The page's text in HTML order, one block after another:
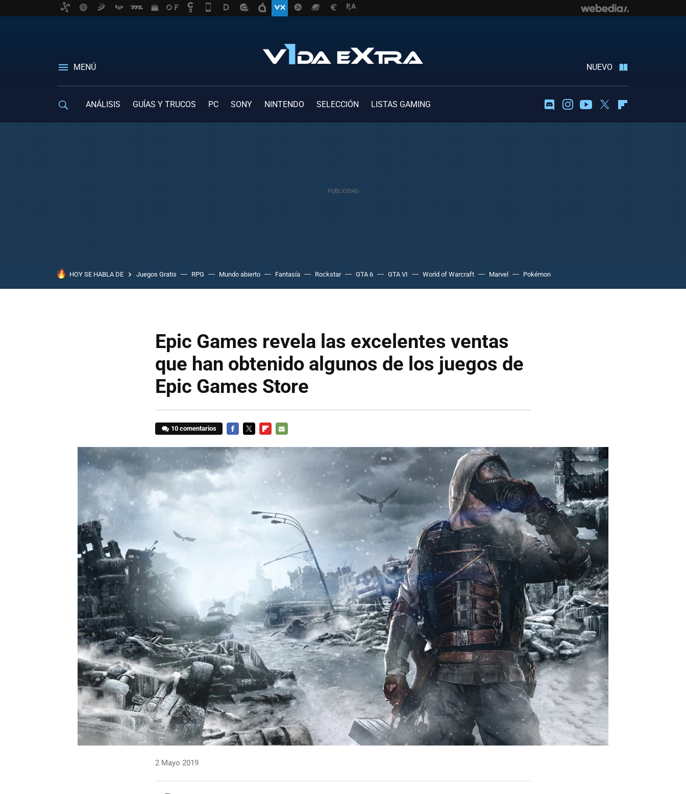
MENÚ NUEVO
ANÁLISIS GUÍAS Y TRUCOS PC SONY NINTENDO SELECCIÓN LISTAS GAMING DiscordInstagramYoutubeTwitter
HOY SE HABLA DE Juegos Gratis RPG Mundo abierto Fantasía Rockstar GTA 6 GTA VI World of Warcraft Marvel Pokémon
Epic Games revela las excelentes ventas
que han obtenido algunos de los juegos de
Epic Games Store
10 comentarios
MAIL
2 Mayo 2019